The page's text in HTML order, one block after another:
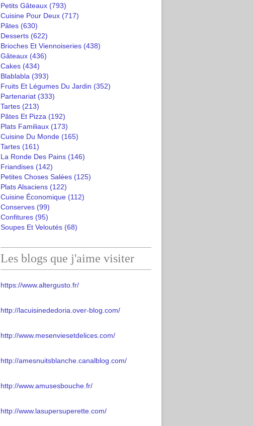
Petits Gâteaux (793)
Cuisine Pour Deux (717)
Pâtes (630)
Desserts (622)
Brioches Et Viennoiseries (438)
Gâteaux (436)
Cakes (434)
Blablabla (393)
Fruits Et Légumes Du Jardin (352)
Partenariat (333)
Tartes (213)
Pâtes Et Pizza (192)
Plats Familiaux (173)
Cuisine Du Monde (165)
Tartes (161)
La Ronde Des Pains (146)
Friandises (142)
Petites Choses Salées (125)
Plats Alsaciens (122)
Cuisine Économique (112)
Conserves (99)
Confitures (95)
Soupes Et Veloutés (68)
Les blogs que j'aime visiter
https://www.altergusto.fr/
http://lacuisinededoria.over-blog.com/
http://www.mesenviesetdelices.com/
http://amesnuitsblanche.canalblog.com/
http://www.amusesbouche.fr/
http://www.lasupersuperette.com/